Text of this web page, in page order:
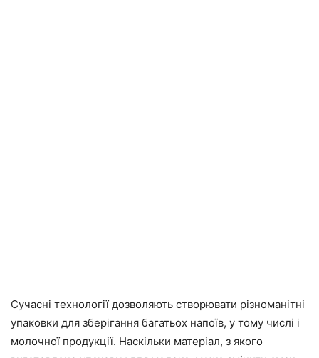
Сучасні технології дозволяють створювати різноманітні
упаковки для зберігання багатьох напоїв, у тому числі і
молочної продукції. Наскільки матеріал, з якого